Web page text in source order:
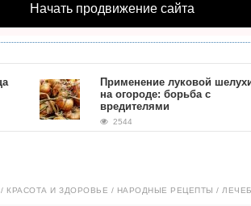
Начать продвижение сайта
Применение луковой шелухи
на огороде: борьба с
вредителями
2544
/ КРАСОТА И ЗДОРОВЬЕ / НАРОДНЫЕ РЕЦЕПТЫ /